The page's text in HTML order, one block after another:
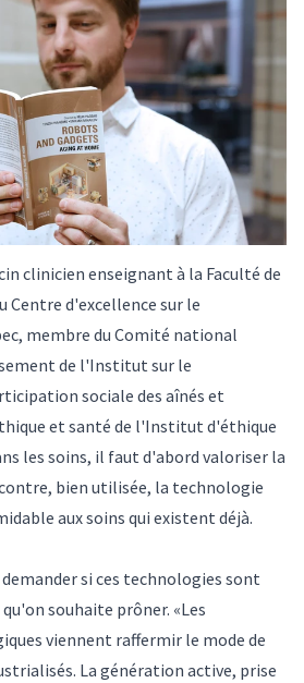
clinicien enseignant à la Faculté de
Centre d'excellence sur le
membre du Comité national
de l'Institut sur le
sociale des aînés et
et santé de l'Institut d'éthique
les soins, il faut d'abord valoriser la
bien utilisée, la technologie
aux soins qui existent déjà.
si ces technologies sont
souhaite prôner. «Les
viennent raffermir le mode de
La génération active, prise